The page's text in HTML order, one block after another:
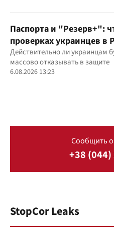
Паспорта и "Резерв+":
проверках украинцев в
Действительно ли украинцам
массово отказывать в защите
6.08.2026 13:23
Сообщить
+38 (044)
StopCor Leaks